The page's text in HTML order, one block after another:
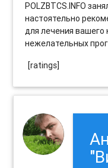
POLZBTCS.INFO
настоятельно
для лечения
нежелательных
[ratings]